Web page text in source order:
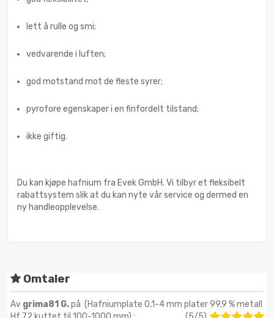
lett å rulle og smi;
vedvarende i luften;
god motstand mot de fleste syrer;
pyrofore egenskaper i en finfordelt tilstand;
ikke giftig.
Du kan kjøpe hafnium fra Evek GmbH. Vi tilbyr et fleksibelt
rabattsystem slik at du kan nyte vår service og dermed en
ny handleopplevelse.
Omtaler
Av grima81 G.på (Hafniumplate 0,1-4 mm plater 99,9 % metall